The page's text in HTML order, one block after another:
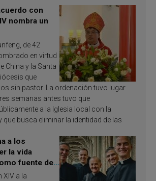
con
nombra un
de 42
en virtud
China y la Santa
que
sin pastor. La ordenación tuvo lugar
semanas antes tuvo que
a la Iglesia local con la
que busca eliminar la identidad de las
a los
la vida
fuente de
XIV a la